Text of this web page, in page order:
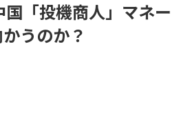
「投機商人」マネー
うのか？